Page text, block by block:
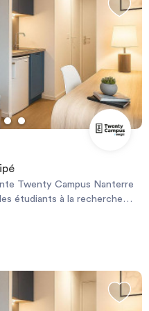
Twenty Campus Nanterre
étudiants à la recherche
confort, convivialité et
scolaires. Que vous
T2 ou d’une chambre en
à tous vos besoins.
est également à votre